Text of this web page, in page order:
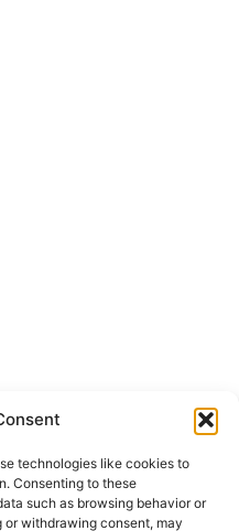
technologies like cookies to
Consenting to these
such as browsing behavior or
or withdrawing consent, may